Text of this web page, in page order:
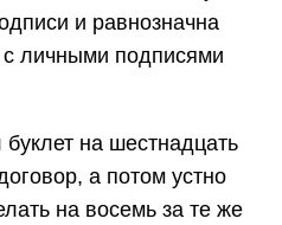
и равнозначна
личными подписями
на шестнадцать
а потом устно
на восемь за те же